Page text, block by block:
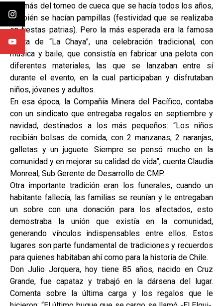
además del torneo de cueca que se hacía todos los años,
también se hacían pampillas (festividad que se realizaba
en fiestas patrias). Pero la más esperada era la famosa
fiesta de “La Chaya”, una celebración tradicional, con
música y baile, que consistía en fabricar una pelota con
diferentes materiales, las que se lanzaban entre sí
durante el evento, en la cual participaban y disfrutaban
niños, jóvenes y adultos.
En esa época, la Compañía Minera del Pacífico, contaba
con un sindicato que entregaba regalos en septiembre y
navidad, destinados a los más pequeños: “Los niños
recibián bolsas de comida, con 2 manzanas, 2 naranjas,
galletas y un juguete. Siempre se pensó mucho en la
comunidad y en mejorar su calidad de vida”, cuenta Claudia
Monreal, Sub Gerente de Desarrollo de CMP.
Otra importante tradición eran los funerales, cuando un
habitante fallecía, las familias se reunían y le entregaban
un sobre con una donación para los afectados, esto
demostraba la unión que existía en la comunidad,
generando vínculos indispensables entre ellos. Estos
lugares son parte fundamental de tradiciones y recuerdos
para quienes habitaban ahí como para la historia de Chile.
Don Julio Jorquera, hoy tiene 85 años, nacido en Cruz
Grande, fue capataz y trabajó en la dársena del lugar.
Comenta sobre la última carga y los regalos que le